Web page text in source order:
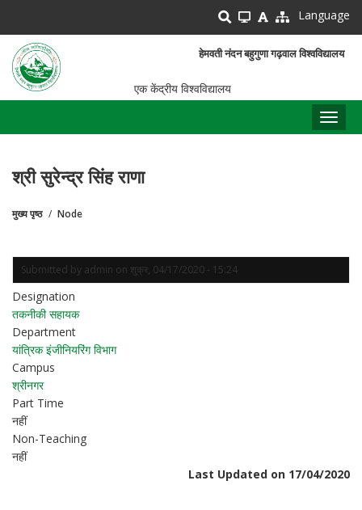
main
content
Language
हेमवती नंदन बहुगुणा गढ़वाल विश्वविद्यालय
एक केंद्रीय विश्वविद्यालय
श्री सुरेन्द्र सिंह राणा
मुख्य पृष्ठ Node
Submitted by admin on शुक्र, 04/17/2020 - 15:24
Designation
तकनीकी सहायक
Department
यांत्रिक इंजीनियरिंग विभाग
Campus
श्रीनगर
Part Time
नहीं
Non-Teaching
नहीं
Last Updated on 17/04/2020